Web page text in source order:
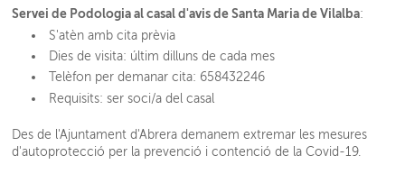
Servei de Podologia al casal d'avis de Santa Maria de Vilalba:
S'atèn amb cita prèvia
Dies de visita: últim dilluns de cada mes
Telèfon per demanar cita: 658432246
Requisits: ser soci/a del casal
Des de l'Ajuntament d'Abrera demanem extremar les mesures
d'autoprotecció per la prevenció i contenció de la Covid-19.